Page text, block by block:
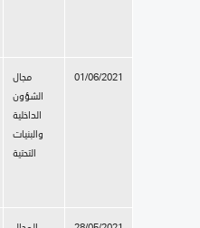
مجال
الشؤون
الداخلية
والبنيات
التحتية
01/06/2021